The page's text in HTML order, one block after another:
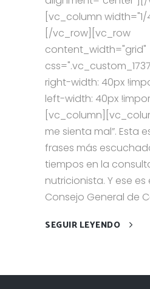
[vc_column
[/vc_row][vc_row
content_width="grid"
right-width: 40px
left-width: 40px
me sienta mal”. Esta
frases más
tiempos en la
nutricionista. Y ese
Consejo General de
SEGUIR LEYENDO